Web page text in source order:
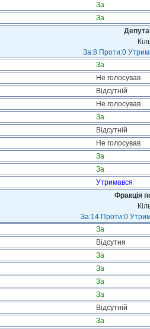
За
За
За:8 Проти:0
За
Не голосував
Відсутній
Не голосував
За
Відсутній
Не голосував
За
За
Утримався
Фракція
За:14 Проти:0
За
Відсутня
За
За
За
За
Відсутній
За